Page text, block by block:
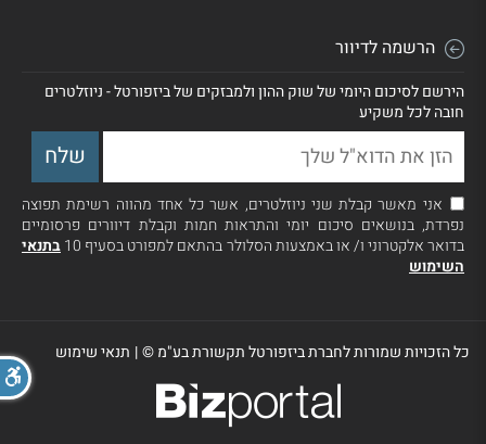
הרשמה לדיוור
הירשם לסיכום היומי של שוק ההון ולמבזקים של ביזפורטל - ניוזלטרים
חובה לכל משקיע
אני מאשר קבלת שני ניוזלטרים, אשר כל אחד מהווה רשימת תפוצה
נפרדת, בנושאים סיכום יומי והתראות חמות וקבלת דיוורים פרסומיים
בדואר אלקטרוני ו/ או באמצעות הסלולר בהתאם למפורט בסעיף 10
בתנאי
השימוש
כל הזכויות שמורות לחברת ביזפורטל תקשורת בע"מ ©| תנאי שימוש